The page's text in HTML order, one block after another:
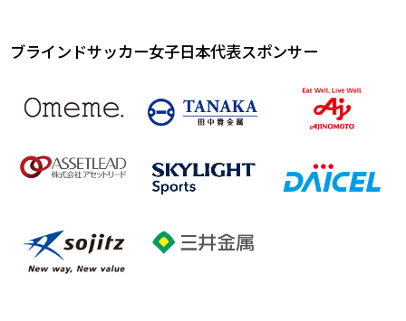
ブラインドサッカー女子日本代表スポンサー